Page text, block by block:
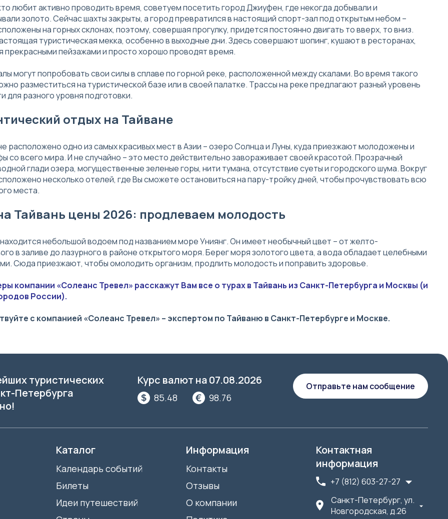
любит активно проводить время, советуем посетить город Джиуфен, где некогда добывали и
золото. Сейчас шахты закрыты, а город превратился в настоящий спорт-зал под открытым небом –
на горных склонах, поэтому, совершая прогулку, придется постоянно двигать то вверх, то вниз.
туристическая мекка, особенно в выходные дни. Здесь совершают шопинг, кушают в ресторанах,
прекрасными пейзажами и просто хорошо проводят время.
могут попробовать свои силы в сплаве по горной реке, расположенной между скалами. Во время такого
разместиться на туристической базе или в своей палатке. Трассы на реке предлагают разный уровень
для разного уровня подготовки.
отдых на Тайване
расположено одно из самых красивых мест в Азии – озеро Солнца и Луны, куда приезжают молодожены и
со всего мира. И не случайно – это место действительно завораживает своей красотой. Прозрачный
глади озера, могущественные зеленые горы, нити тумана, отсутствие суеты и городского шума. Вокруг
несколько отелей, где Вы сможете остановиться на пару-тройку дней, чтобы прочувствовать всю
места.
Тайвань цены 2026: продлеваем молодость
небольшой водоем под названием море Униянг. Он имеет необычный цвет – от желто-
в заливе до лазурного в районе открытого моря. Берег моря золотого цвета, а вода обладает целебными
Сюда приезжают, чтобы омолодить организм, продлить молодость и поправить здоровье.
компании «Солеанс Тревел» расскажут Вам все о турах в Тайвань из Санкт-Петербурга и Москвы (и
России).
с компанией «Солеанс Тревел» – экспертом по Тайваню в Санкт-Петербурге и Москве.
туристических
Петербурга
Курс валют на07.08.2026
85.48 98.76
Отправьте нам сообщение
Каталог
Календарь событий
Билеты
Идеи путешествий
Информация
Контакты
Отзывы
О компании
Контактная
информация
+7 (812) 603-27-27
Санкт-Петербург, ул.
Новгородская, д.26